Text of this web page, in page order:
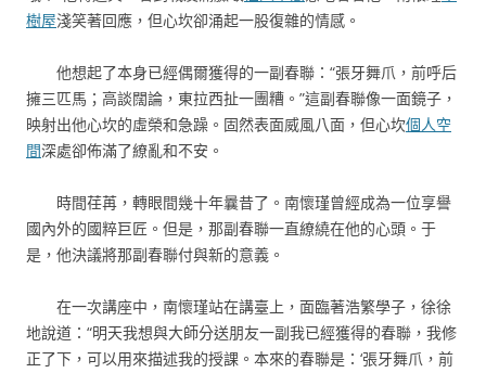
樹屋淺笑著回應，但心坎卻涌起一股復雜的情感。
他想起了本身已經偶爾獲得的一副春聯：“張牙舞爪，前呼后
擁三匹馬；高談闊論，東拉西扯一團糟。”這副春聯像一面鏡子，
映射出他心坎的虛榮和急躁。固然表面威風八面，但心坎個人空
間深處卻佈滿了繚亂和不安。
時間荏苒，轉眼間幾十年曩昔了。南懷瑾曾經成為一位享譽
國內外的國粹巨匠。但是，那副春聯一直繚繞在他的心頭。于
是，他決議將那副春聯付與新的意義。
在一次講座中，南懷瑾站在講臺上，面臨著浩繁學子，徐徐
地說道：“明天我想與大師分送朋友一副我已經獲得的春聯，我修
正了下，可以用來描述我的授課。本來的春聯是：‘張牙舞爪，前